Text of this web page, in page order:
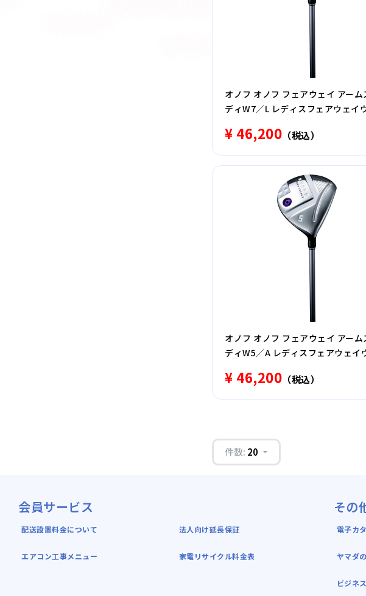
オノフ オノフ フェアウェイ アーム
ディW7／L レディスフェアウェイ
¥ 46,200 （税込）
オノフ オノフ フェアウェイ アーム
ディW5／A レディスフェアウェイ
¥ 46,200 （税込）
件数: 20
会員サービス
配送設置料金について
エアコン工事メニュー
法人向け延長保証
家電リサイクル料金表
その
電子カ
ヤマダ
ビジネ